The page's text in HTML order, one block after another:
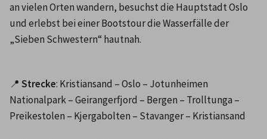
an vielen Orten wandern, besuchst die Hauptstadt Oslo
und erlebst bei einer Bootstour die Wasserfälle der
„Sieben Schwestern“ hautnah.
📍 Strecke: Kristiansand – Oslo – Jotunheimen
Nationalpark – Geirangerfjord – Bergen – Trolltunga –
Preikestolen – Kjergabolten – Stavanger – Kristiansand